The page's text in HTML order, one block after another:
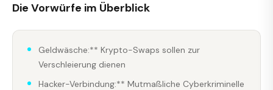
Die Vorwürfe im Überblick
Geldwäsche:** Krypto-Swaps sollen zur
Verschleierung dienen
Hacker-Verbindung:** Mutmaßliche Cyberkriminelle